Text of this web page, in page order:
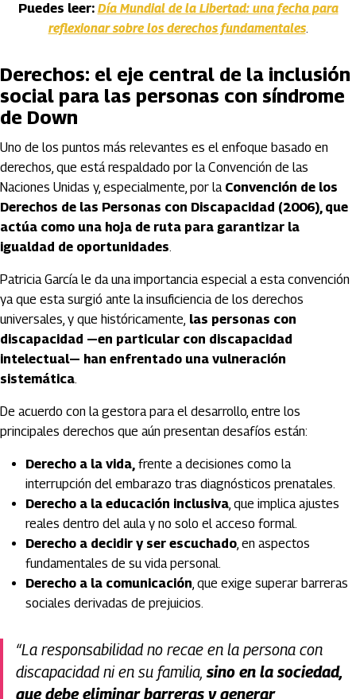
Puedes leer: Día Mundial de la Libertad: una fecha para
reflexionar sobre los derechos fundamentales.
Derechos: el eje central de la inclusión
social para las personas con síndrome
de Down
Uno de los puntos más relevantes es el enfoque basado en
derechos, que está respaldado por la Convención de las
Naciones Unidas y, especialmente, por laConvención de los
Derechos de las Personas con Discapacidad (2006), que
actúa como una hoja de ruta para garantizar la
igualdad de oportunidades.
Patricia García le da una importancia especial a esta convención
ya que esta surgió ante la insuficiencia de los derechos
universales, y que históricamente, las personas con
discapacidad —en particular con discapacidad
intelectual— han enfrentado una vulneración
sistemática.
De acuerdo con la gestora para el desarrollo, entre los
principales derechos que aún presentan desafíos están:
Derecho a la vida, frente a decisiones como la
interrupción del embarazo tras diagnósticos prenatales.
Derecho a la educación inclusiva, que implica ajustes
reales dentro del aula y no solo el acceso formal.
Derecho a decidir y ser escuchado, en aspectos
fundamentales de su vida personal.
Derecho a la comunicación, que exige superar barreras
sociales derivadas de prejuicios.
“La responsabilidad no recae en la persona con
discapacidad ni en su familia,sino en la sociedad,
que debe eliminar barreras y generar